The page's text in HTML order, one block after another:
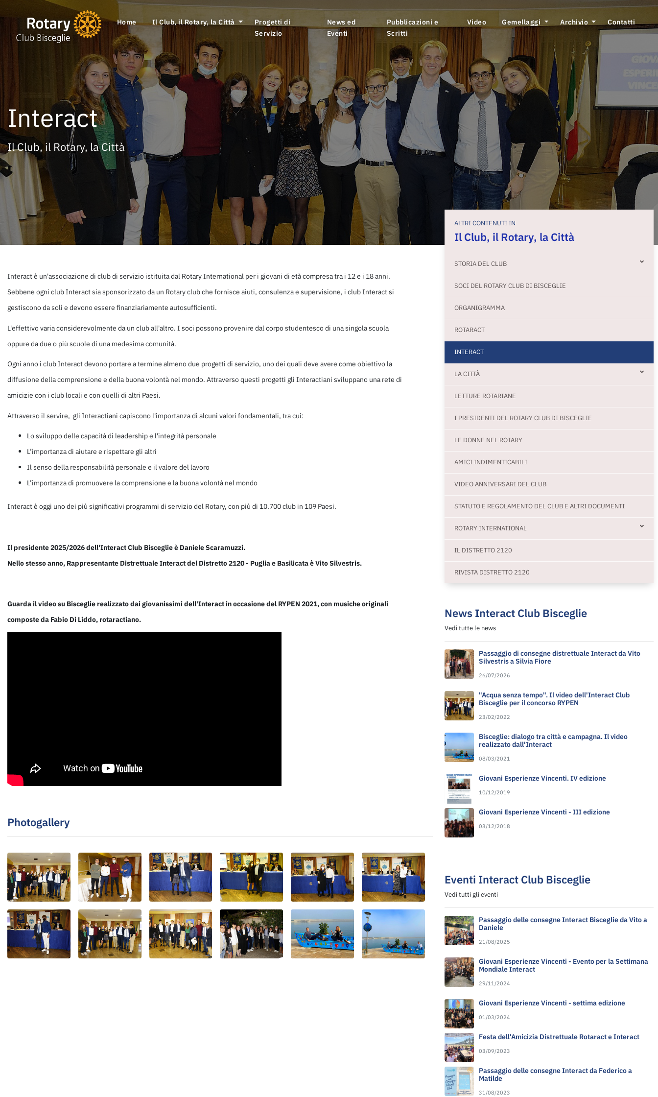
Home Il Club, il Rotary, la Città
Progetti di
Servizio
News ed
Eventi
Pubblicazioni e
Scritti
Video Gemellaggi Archivio Contatti
Interact
Il Club, il Rotary, la Città
Interact è un'associazione di club di servizio istituita dal Rotary International per i giovani di età compresa tra i 12 e i 18 anni.
Sebbene ogni club Interact sia sponsorizzato da un Rotary club che fornisce aiuti, consulenza e supervisione, i club Interact si
gestiscono da soli e devono essere finanziariamente autosufficienti.
L'effettivo varia considerevolmente da un club all'altro. I soci possono provenire dal corpo studentesco di una singola scuola
oppure da due o più scuole di una medesima comunità.
Ogni anno i club Interact devono portare a termine almeno due progetti di servizio, uno dei quali deve avere come obiettivo la
diffusione della comprensione e della buona volontà nel mondo. Attraverso questi progetti gli Interactiani sviluppano una rete di
amicizie con i club locali e con quelli di altri Paesi.
Attraverso il servire, gli Interactiani capiscono l'importanza di alcuni valori fondamentali, tra cui:
Lo sviluppo delle capacità di leadership e l'integrità personale
L’importanza di aiutare e rispettare gli altri
Il senso della responsabilità personale e il valore del lavoro
L’importanza di promuovere la comprensione e la buona volontà nel mondo
Interact è oggi uno dei più significativi programmi di servizio del Rotary, con più di 10.700 club in 109 Paesi.
Il presidente 2025/2026 dell'Interact Club Bisceglie è Daniele Scaramuzzi.
Nello stesso anno, Rappresentante Distrettuale Interact del Distretto 2120 - Puglia e Basilicata è Vito Silvestris.
Guarda il video su Bisceglie realizzato dai giovanissimi dell'Interact in occasione del RYPEN 2021, con musiche originali
composte da Fabio Di Liddo, rotaractiano.
Photogallery
ALTRI CONTENUTI IN
Il Club, il Rotary, la Città
STORIA DEL CLUB
SOCI DEL ROTARY CLUB DI BISCEGLIE
ORGANIGRAMMA
ROTARACT
INTERACT
LA CITTÀ
LETTURE ROTARIANE
I PRESIDENTI DEL ROTARY CLUB DI BISCEGLIE
LE DONNE NEL ROTARY
AMICI INDIMENTICABILI
VIDEO ANNIVERSARI DEL CLUB
STATUTO E REGOLAMENTO DEL CLUB E ALTRI DOCUMENTI
ROTARY INTERNATIONAL
IL DISTRETTO 2120
RIVISTA DISTRETTO 2120
News Interact Club Bisceglie
Vedi tutte le news
Passaggio di consegne distrettuale Interact da Vito
Silvestris a Silvia Fiore
26/07/2026
"Acqua senza tempo". Il video dell'Interact Club
Bisceglie per il concorso RYPEN
23/02/2022
Bisceglie: dialogo tra città e campagna. Il video
realizzato dall'Interact
08/03/2021
Giovani Esperienze Vincenti. IV edizione
10/12/2019
Giovani Esperienze Vincenti - III edizione
03/12/2018
Eventi Interact Club Bisceglie
Vedi tutti gli eventi
Passaggio delle consegne Interact Bisceglie da Vito a
Daniele
21/08/2025
Giovani Esperienze Vincenti - Evento per la Settimana
Mondiale Interact
29/11/2024
Giovani Esperienze Vincenti - settima edizione
01/03/2024
Festa dell'Amicizia Distrettuale Rotaract e Interact
03/09/2023
Passaggio delle consegne Interact da Federico a
Matilde
31/08/2023